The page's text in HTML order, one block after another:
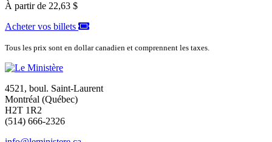
À partir de 22,63 $
Acheter vos billets
Tous les prix sont en dollar canadien et comprennent les taxes.
4521, boul. Saint-Laurent
Montréal (Québec)
H2T 1R2
(514) 666-2326